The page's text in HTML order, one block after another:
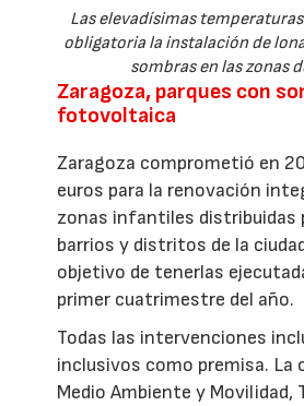
Las elevadísimas
obligatoria la instalación de
sombras en las zonas
Zaragoza, parques con
fotovoltaica
Zaragoza comprometió en
euros para la renovación
zonas infantiles distribuidas
barrios y distritos de la
objetivo de tenerlas
primer cuatrimestre del año.
Todas las intervenciones
inclusivos como premisa. La
Medio Ambiente y Movilidad,